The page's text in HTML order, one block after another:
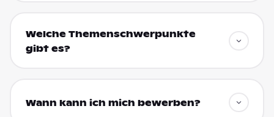
Welche Themenschwerpunkte
gibt es?
Wann kann ich mich bewerben?